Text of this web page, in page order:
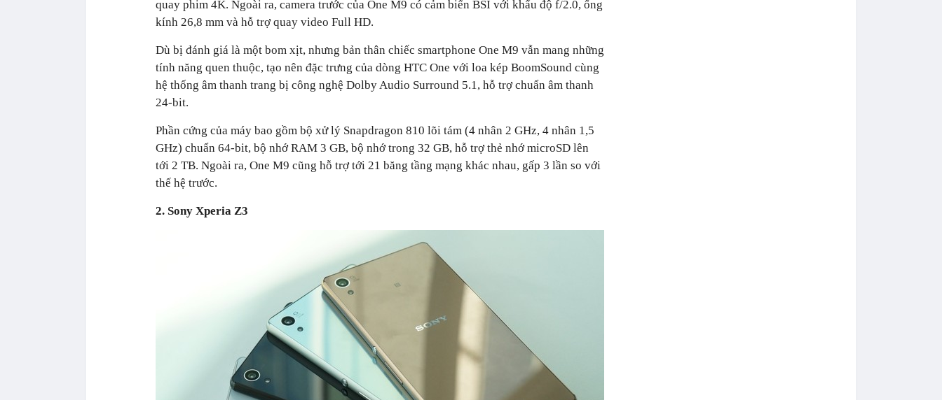
quay phim 4K. Ngoài ra, camera trước của One M9 có cảm biến BSI với khẩu độ f/2.0, ống
kính 26,8 mm và hỗ trợ quay video Full HD.
Dù bị đánh giá là một bom xịt, nhưng bản thân chiếc smartphone One M9 vẫn mang những
tính năng quen thuộc, tạo nên đặc trưng của dòng HTC One với loa kép BoomSound cùng
hệ thống âm thanh trang bị công nghệ Dolby Audio Surround 5.1, hỗ trợ chuẩn âm thanh
24-bit.
Phần cứng của máy bao gồm bộ xử lý Snapdragon 810 lõi tám (4 nhân 2 GHz, 4 nhân 1,5
GHz) chuẩn 64-bit, bộ nhớ RAM 3 GB, bộ nhớ trong 32 GB, hỗ trợ thẻ nhớ microSD lên
tới 2 TB. Ngoài ra, One M9 cũng hỗ trợ tới 21 băng tầng mạng khác nhau, gấp 3 lần so với
thế hệ trước.
2. Sony Xperia Z3